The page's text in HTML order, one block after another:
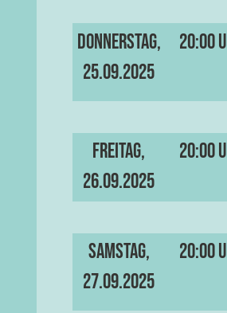
Donnerstag,
25.09.2025
20:00
Freitag,
26.09.2025
20:00
Samstag,
27.09.2025
20:00